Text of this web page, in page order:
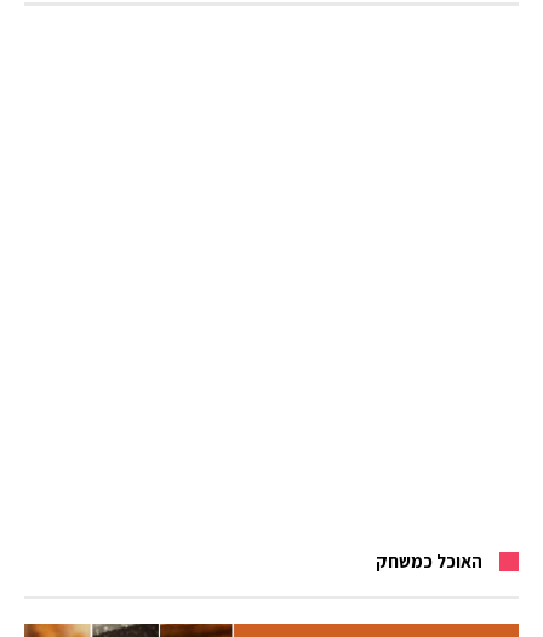
האוכל כמשחק